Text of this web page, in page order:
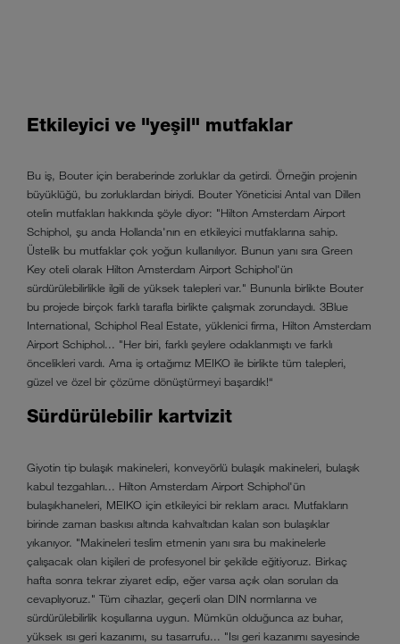
Etkileyici ve "yeşil" mutfaklar
Bu iş, Bouter için beraberinde zorluklar da getirdi. Örneğin projenin
büyüklüğü, bu zorluklardan biriydi. Bouter Yöneticisi Antal van Dillen
otelin mutfakları hakkında şöyle diyor: "Hilton Amsterdam Airport
Schiphol, şu anda Hollanda'nın en etkileyici mutfaklarına sahip.
Üstelik bu mutfaklar çok yoğun kullanılıyor. Bunun yanı sıra Green
Key oteli olarak Hilton Amsterdam Airport Schiphol'ün
sürdürülebilirlikle ilgili de yüksek talepleri var." Bununla birlikte Bouter
bu projede birçok farklı tarafla birlikte çalışmak zorundaydı. 3Blue
International, Schiphol Real Estate, yüklenici firma, Hilton Amsterdam
Airport Schiphol... "Her biri, farklı şeylere odaklanmıştı ve farklı
öncelikleri vardı. Ama iş ortağımız MEIKO ile birlikte tüm talepleri,
güzel ve özel bir çözüme dönüştürmeyi başardık!“
Sürdürülebilir kartvizit
Giyotin tip bulaşık makineleri, konveyörlü bulaşık makineleri, bulaşık
kabul tezgahları... Hilton Amsterdam Airport Schiphol'ün
bulaşıkhaneleri, MEIKO için etkileyici bir reklam aracı. Mutfakların
birinde zaman baskısı altında kahvaltıdan kalan son bulaşıklar
yıkanıyor. "Makineleri teslim etmenin yanı sıra bu makinelerle
çalışacak olan kişileri de profesyonel bir şekilde eğitiyoruz. Birkaç
hafta sonra tekrar ziyaret edip, eğer varsa açık olan soruları da
cevaplıyoruz." Tüm cihazlar, geçerli olan DIN normlarına ve
sürdürülebilirlik koşullarına uygun. Mümkün olduğunca az buhar,
yüksek ısı geri kazanımı, su tasarrufu... "Isı geri kazanımı sayesinde